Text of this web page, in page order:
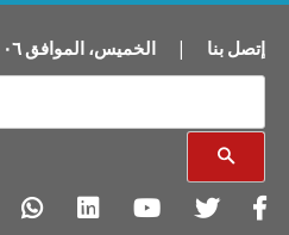
إتصل بنا | الخميس، الموافق٠٦